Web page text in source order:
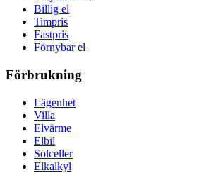
Billig el
Timpris
Fastpris
Förnybar el
Förbrukning
Lägenhet
Villa
Elvärme
Elbil
Solceller
Elkalkyl